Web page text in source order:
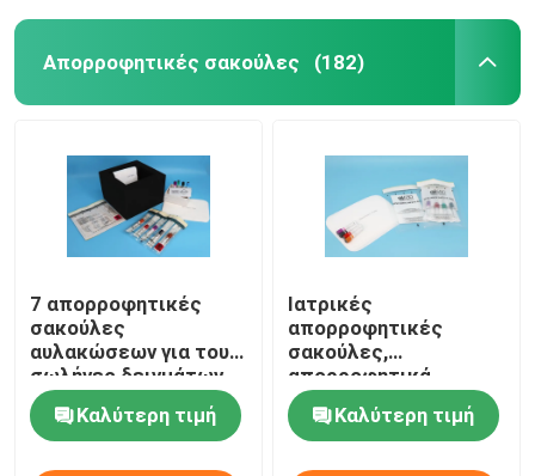
Απορροφητικές σακούλες (182)
7 απορροφητικές
σακούλες
αυλακώσεων για τους
σωλήνες δειγμάτων
που συσκευάζουν τις
ασφαλείς
αεροπορικές
Καλύτερη τιμή
Ιατρικές
απορροφητικές
σακούλες,
απορροφητικά
μαξιλάρια ασφάλειας
για την προστασία
μεταφορών
Καλύτερη τιμή